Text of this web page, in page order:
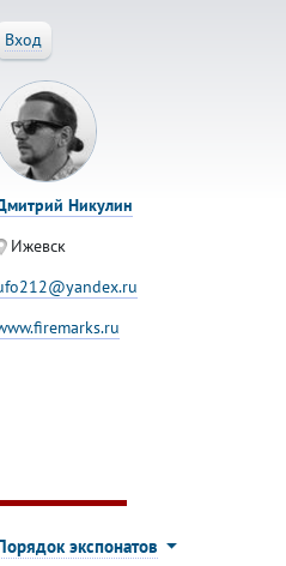
Вход
Никулин
Ижевск
экспонатов